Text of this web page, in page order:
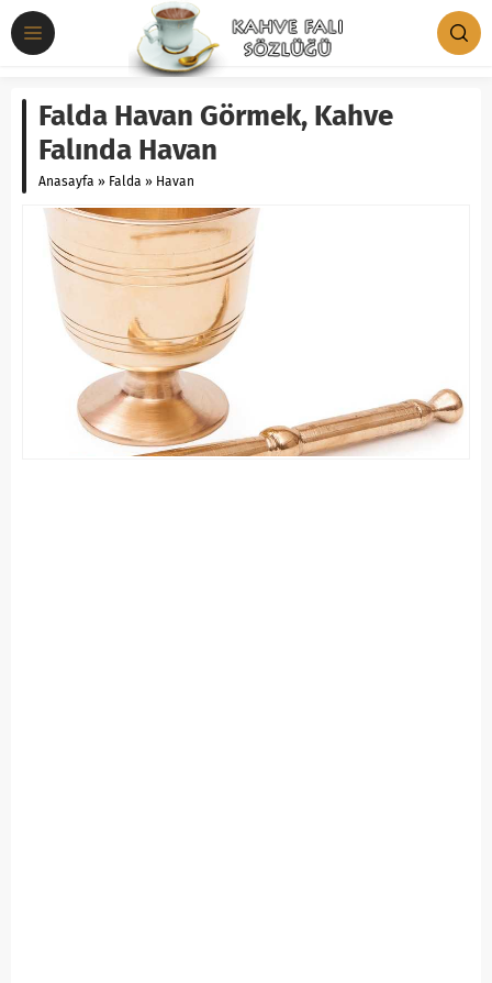
Falda Havan Görmek, Kahve
Falında Havan
Anasayfa » Falda » Havan